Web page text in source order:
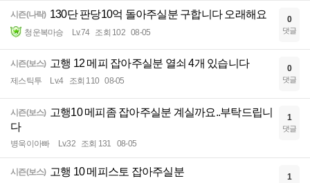
시즌(나락) 130단 판당10억 돌아주실분 구합니다 오래해요
청운복마승 Lv.74 조회 102 08-05
0
댓글
시즌(보스) 고행 12 메피 잡아주실분 열쇠 4개 있습니다
제스틱투 Lv.4 조회 110 08-05
0
댓글
시즌(보스) 고행10 메피좀 잡아주실분 계실까요..부탁드립니
다
병욱이아빠 Lv.32 조회 131 08-05
1
댓글
시즌(보스) 고행 10 메피스토 잡아주실분 1